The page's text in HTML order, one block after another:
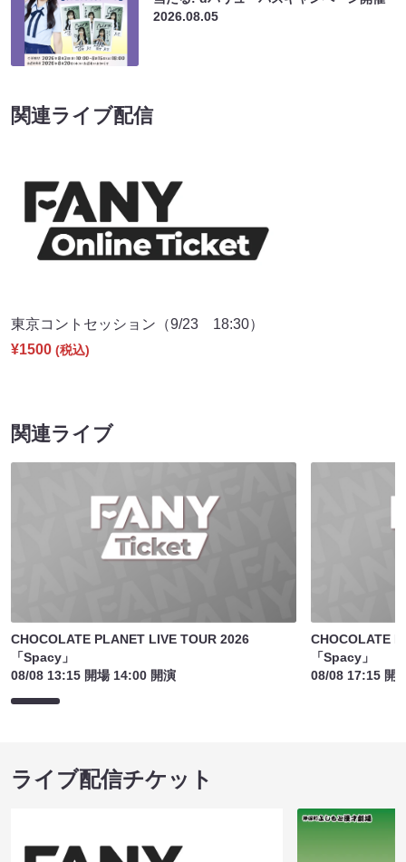
2026.08.05
関連ライブ配信
東京コントセッション（9/23 18:30）
¥1500 (税込)
関連ライブ
CHOCOLATE PLANET LIVE TOUR 2026
「Spacy」
08/08 13:15 開場 14:00 開演
CHOCOLATE
「Spacy」
08/08 17:15 開
ライブ配信チケット